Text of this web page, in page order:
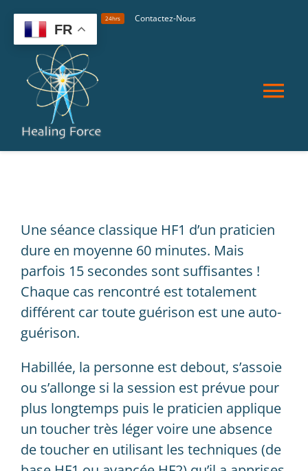
Skip
content
07.66.21.37.10 24hrs Contactez-Nous
Bienvenue
Programme de formation
Contactez-Nous
Avantages et applications
E-learning
Questions frequentes (FAQ)
Agenda et inscription
Une séance classique HF1 d’un praticien
dure en moyenne 60 minutes. Mais
parfois 15 secondes sont suffisantes !
Chaque cas rencontré est totalement
différent car toute guérison est une auto-
guérison.
Habillée, la personne est debout, s’assoie
ou s’allonge si la session est prévue pour
plus longtemps puis le praticien applique
un toucher très léger voire une absence
de toucher en utilisant les techniques (de
FR